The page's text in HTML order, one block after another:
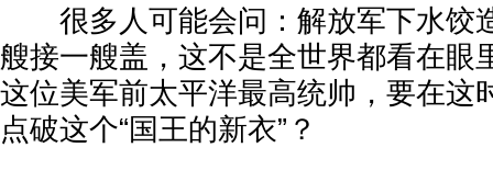
很多人可能会问：解放军下水饺
艘接一艘盖，这不是全世界都看在眼
这位美军前太平洋最高统帅，要在这
点破这个“国王的新衣”？